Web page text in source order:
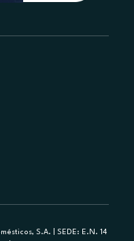
S.A. | SEDE: E.N. 14